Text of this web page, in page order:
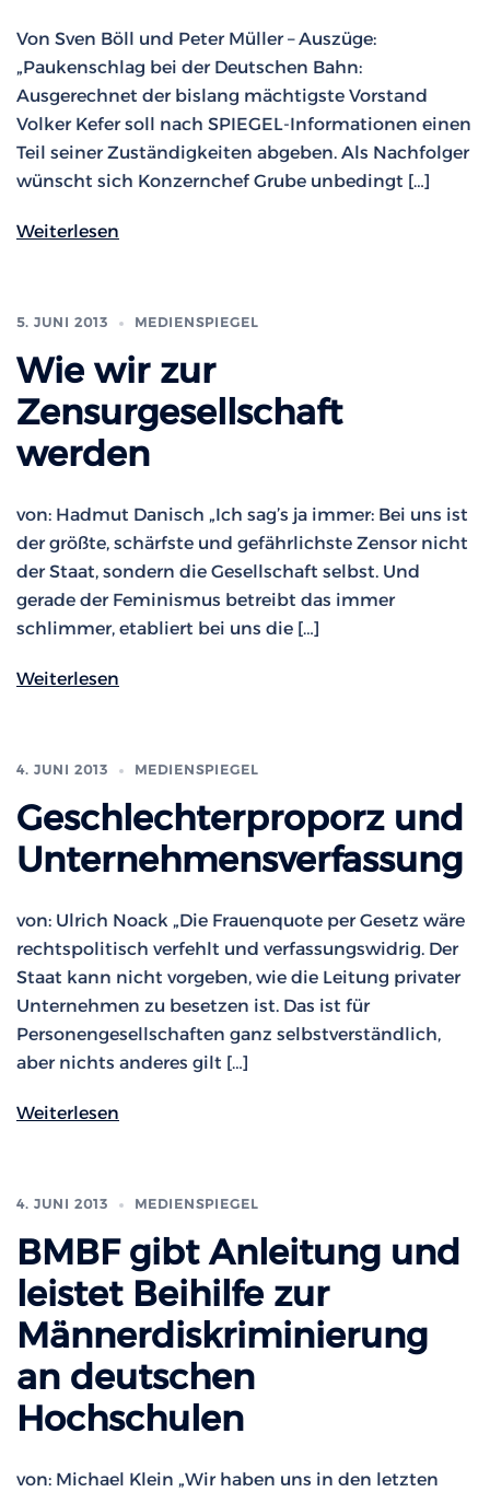
Von Sven Böll und Peter Müller – Auszüge:
„Paukenschlag bei der Deutschen Bahn:
Ausgerechnet der bislang mächtigste Vorstand
Volker Kefer soll nach SPIEGEL-Informationen einen
Teil seiner Zuständigkeiten abgeben. Als Nachfolger
wünscht sich Konzernchef Grube unbedingt […]
Weiterlesen
5. JUNI 2013 MEDIENSPIEGEL
Wie wir zur
Zensurgesellschaft
werden
von: Hadmut Danisch „Ich sag’s ja immer: Bei uns ist
der größte, schärfste und gefährlichste Zensor nicht
der Staat, sondern die Gesellschaft selbst. Und
gerade der Feminismus betreibt das immer
schlimmer, etabliert bei uns die […]
Weiterlesen
4. JUNI 2013 MEDIENSPIEGEL
Geschlechterproporz und
Unternehmensverfassung
von: Ulrich Noack „Die Frauenquote per Gesetz wäre
rechtspolitisch verfehlt und verfassungswidrig. Der
Staat kann nicht vorgeben, wie die Leitung privater
Unternehmen zu besetzen ist. Das ist für
Personengesellschaften ganz selbstverständlich,
aber nichts anderes gilt […]
Weiterlesen
4. JUNI 2013 MEDIENSPIEGEL
BMBF gibt Anleitung und
leistet Beihilfe zur
Männerdiskriminierung
an deutschen
Hochschulen
von: Michael Klein „Wir haben uns in den letzten